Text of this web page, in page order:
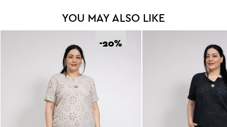
YOU MAY ALSO LIKE
-20%
Έχω διαβάσει και αποδέχομαι τουςΌρους Χρήσης
Εγγραφή